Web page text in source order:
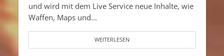
und wird mit dem Live Service neue Inhalte, wie
Waffen, Maps und...
WEITERLESEN